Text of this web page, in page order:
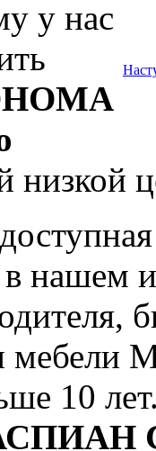
у нас
низкой
нашем
мебели
10